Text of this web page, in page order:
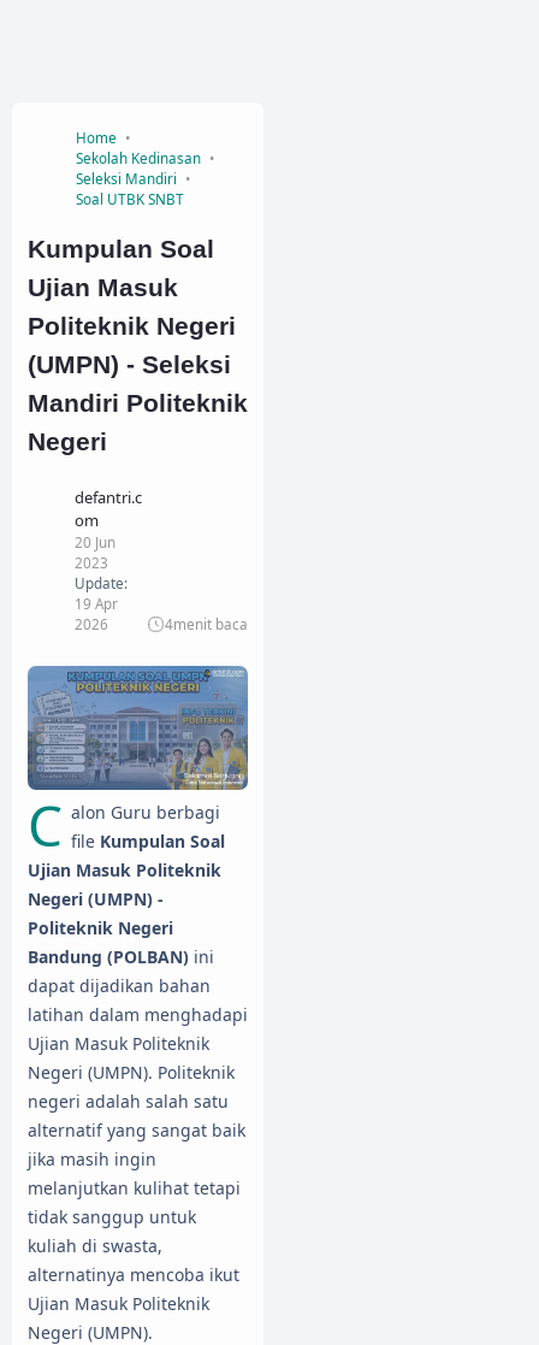
Home
Sekolah Kedinasan
Seleksi Mandiri
Soal UTBK SNBT
Kumpulan Soal
Ujian Masuk
Politeknik Negeri
(UMPN) - Seleksi
Mandiri Politeknik
Negeri
defantri.c
om
20 Jun
2023
Update:
19 Apr
2026
4menit baca
C alon Guru berbagi
file Kumpulan Soal
Ujian Masuk Politeknik
Negeri (UMPN) -
Politeknik Negeri
Bandung (POLBAN) ini
dapat dijadikan bahan
latihan dalam menghadapi
Ujian Masuk Politeknik
Negeri (UMPN). Politeknik
negeri adalah salah satu
alternatif yang sangat baik
jika masih ingin
melanjutkan kulihat tetapi
tidak sanggup untuk
kuliah di swasta,
alternatinya mencoba ikut
Ujian Masuk Politeknik
Negeri (UMPN).